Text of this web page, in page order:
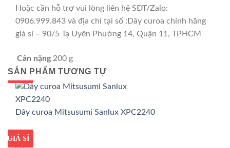
Hoặc cần hỗ trợ vui lòng liên hệ SĐT/Zalo:
0906.999.843 và địa chỉ tại số :Dây curoa chính hãng
giá sỉ – 90/5 Tạ Uyên Phường 14, Quận 11, TPHCM
Cân nặng 200 g
SẢN PHẨM TƯƠNG TỰ
GIÁ TỐT
GIÁ SỈ
Dây curoa Mitsusumi Sanlux XPC2240
GIÁ TỐT
GIÁ SỈ